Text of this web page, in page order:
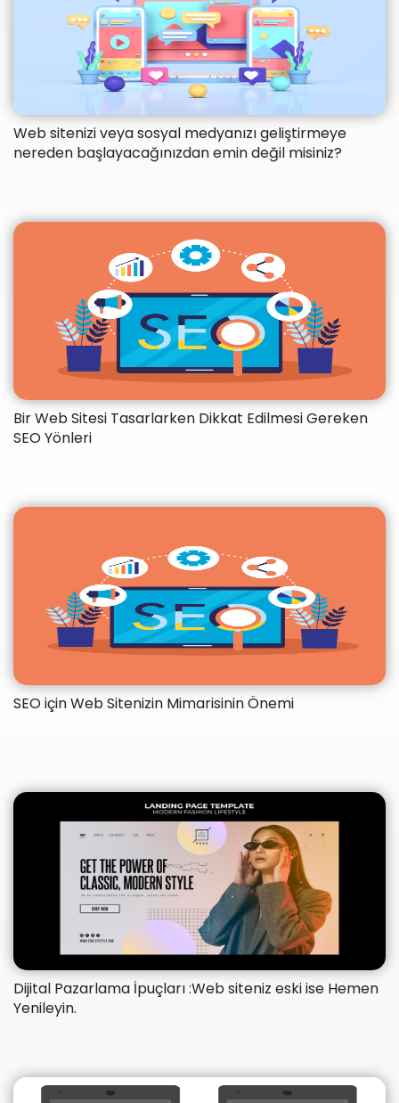
Web sitenizi veya sosyal medyanızı geliştirmeye
nereden başlayacağınızdan emin değil misiniz?
Bir Web Sitesi Tasarlarken Dikkat Edilmesi Gereken
SEO Yönleri
SEO için Web Sitenizin Mimarisinin Önemi
Dijital Pazarlama İpuçları :Web siteniz eski ise Hemen
Yenileyin.